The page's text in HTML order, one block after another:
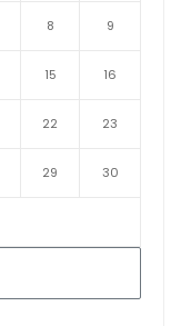
8 9
15 16
22 23
29 30